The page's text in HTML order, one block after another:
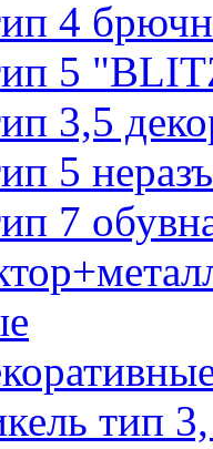
4
5
3,5
5
7
тип